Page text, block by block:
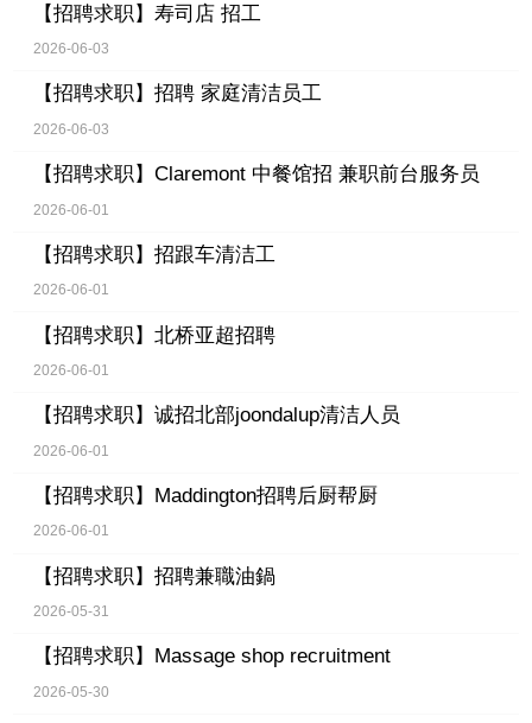
【招聘求职】 寿司店 招工
2026-06-03
【招聘求职】 招聘 家庭清洁员工
2026-06-03
【招聘求职】 Claremont 中餐馆招 兼职前台服务员
2026-06-01
【招聘求职】 招跟车清洁工
2026-06-01
【招聘求职】 北桥亚超招聘
2026-06-01
【招聘求职】 诚招北部joondalup清洁人员
2026-06-01
【招聘求职】 Maddington招聘后厨帮厨
2026-06-01
【招聘求职】 招聘兼職油鍋
2026-05-31
【招聘求职】 Massage shop recruitment
2026-05-30